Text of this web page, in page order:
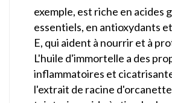
exemple, est riche en acides
essentiels, en antioxydants
E, qui aident à nourrir et à
L'huile d'immortelle a des
inflammatoires et
l'extrait de racine